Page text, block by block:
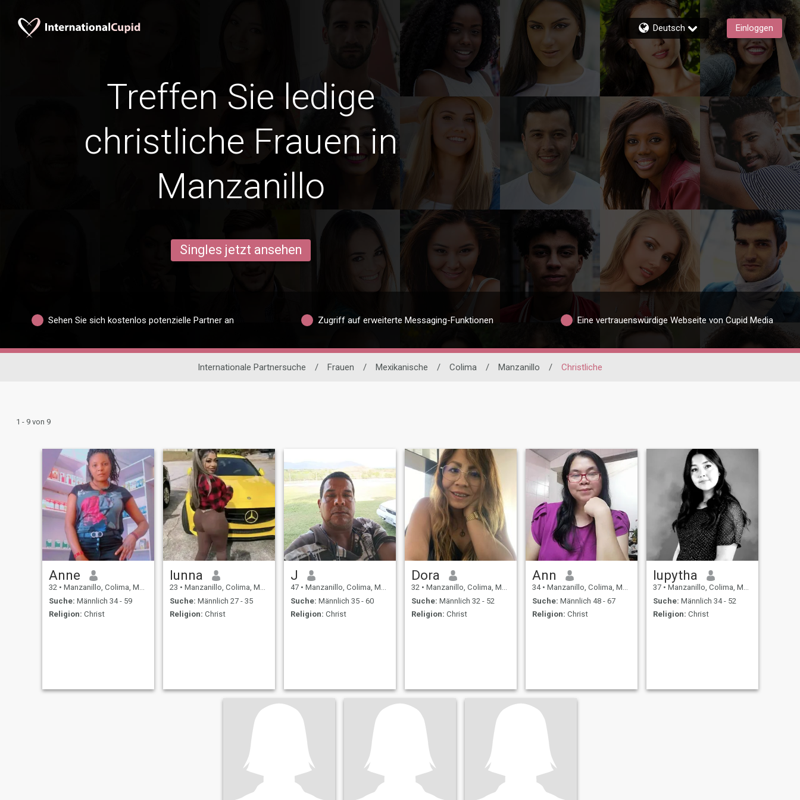
Deutsch Einloggen
Treffen Sie ledige
christliche Frauen in
Manzanillo
Singles jetzt ansehen
Sehen Sie sich kostenlos potenzielle Partner an Zugriff auf erweiterte Messaging-Funktionen Eine vertrauenswürdige Webseite von Cupid Media
Internationale Partnersuche / Frauen / Mexikanische / Colima / Manzanillo / Christliche
1 - 9 von 9
Anne
32 • Manzanillo, Colima, Mexiko
Suche: Männlich 34 - 59
Religion: Christ
lunna
23 • Manzanillo, Colima, Mexiko
Suche: Männlich 27 - 35
Religion: Christ
J
47 • Manzanillo, Colima, Mexiko
Suche: Männlich 35 - 60
Religion: Christ
Dora
32 • Manzanillo, Colima, Mexiko
Suche: Männlich 32 - 52
Religion: Christ
Ann
34 • Manzanillo, Colima, Mexiko
Suche: Männlich 48 - 67
Religion: Christ
lupytha
37 • Manzanillo, Colima, Mexiko
Suche: Männlich 34 - 52
Religion: Christ